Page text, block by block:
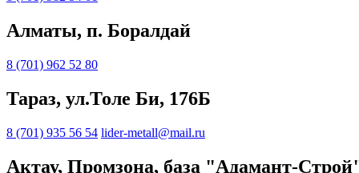
Алматы, п. Боралдай
8 (701) 962 52 80
Тараз, ул.Толе Би, 176Б
8 (701) 935 56 54 lider-metall@mail.ru
Актау, Промзона, база "Адамант-